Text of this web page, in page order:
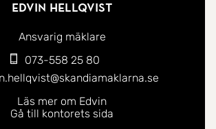
ett stilrent duschrum.
skapa nya minnen på
12!
Edvin Hellqvist
Ansvarig mäklare
073-558 25 80
Läs mer om Edvin
Gå till kontorets sida